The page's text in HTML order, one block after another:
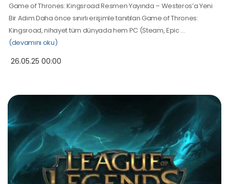
Game of Thrones: Kingsroad Resmen Yayında – Westeros’a Yeni
Bir Adım Daha önce sınırlı erişimle tanıtılan Game of Thrones:
Kingsroad, nihayet tüm dünyada hem PC (Steam, Epic …
(devamını oku)
26.05.25 00:00